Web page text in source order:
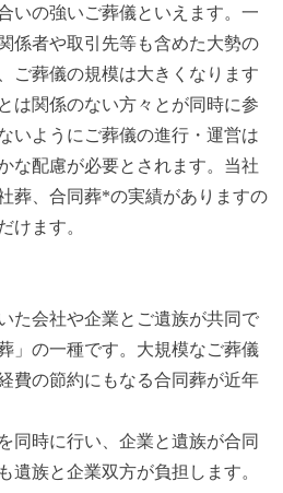
いの強いご葬儀といえます。一
係者や取引先等も含めた大勢の
ご葬儀の規模は大きくなります
は関係のない方々とが同時に参
いようにご葬儀の進行・運営は
な配慮が必要とされます。当社
葬、合同葬*の実績がありますの
けます。
た会社や企業とご遺族が共同で
」の一種です。大規模なご葬儀
費の節約にもなる合同葬が近年
同時に行い、企業と遺族が合同
遺族と企業双方が負担します。